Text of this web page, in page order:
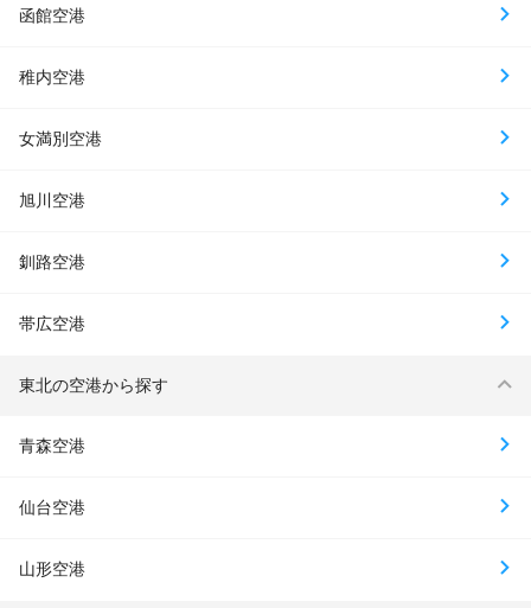
函館空港
稚内空港
女満別空港
旭川空港
釧路空港
帯広空港
東北の空港から探す
青森空港
仙台空港
山形空港